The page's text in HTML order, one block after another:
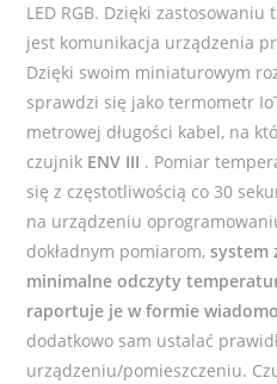
LED RGB. Dzięki
jest komunikacja urządzenia
Dzięki swoim miniaturowym
sprawdzi się jako termometr
metrowej długości kabel, na
czujnik ENV III . Pomiar
się z częstotliwością co 30
na urządzeniu
dokładnym pomiarom,system
minimalne odczyty
raportuje je w formie
dodatkowo sam ustalać
urządzeniu/pomieszczeniu.